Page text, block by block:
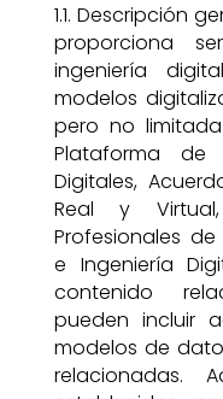
1.1. Descripción
proporciona
ingeniería
modelos
pero no
Plataforma de
Digitales,
Real y
Profesionales
e Ingeniería
contenido
pueden incluir
modelos de
relacionadas.